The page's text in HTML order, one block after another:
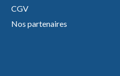
CGV
Nos partenaires